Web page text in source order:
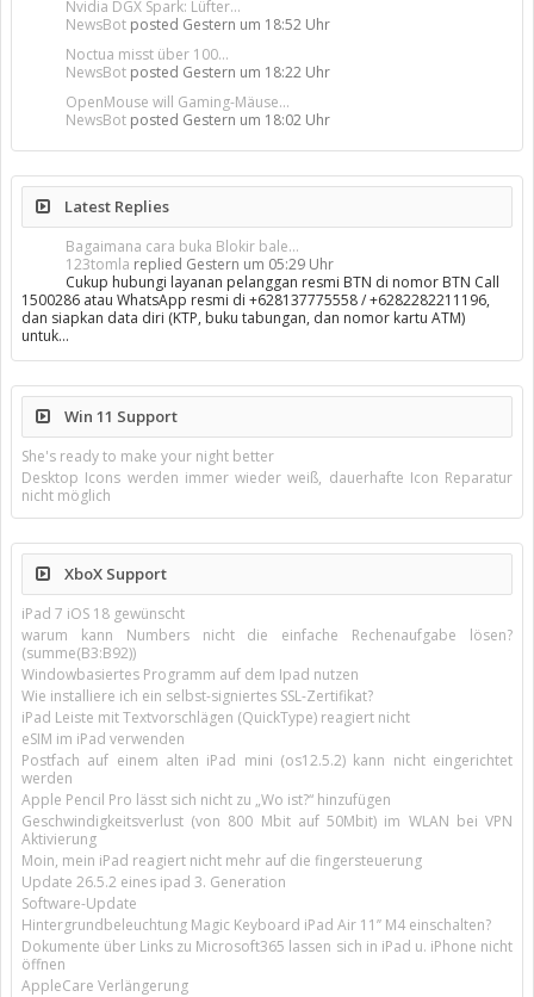
Nvidia DGX Spark: Lüfter...
NewsBot posted Gestern um 18:52 Uhr
Noctua misst über 100...
NewsBot posted Gestern um 18:22 Uhr
OpenMouse will Gaming-Mäuse...
NewsBot posted Gestern um 18:02 Uhr
Latest Replies
Bagaimana cara buka Blokir bale...
123tomla replied Gestern um 05:29 Uhr
Cukup hubungi layanan pelanggan resmi BTN di nomor BTN Call
1500286 atau WhatsApp resmi di +628137775558 / +6282282211196,
dan siapkan data diri (KTP, buku tabungan, dan nomor kartu ATM)
untuk…
Win 11 Support
She's ready to make your night better
Desktop Icons werden immer wieder weiß, dauerhafte Icon Reparatur
nicht möglich
XboX Support
iPad 7 iOS 18 gewünscht
warum kann Numbers nicht die einfache Rechenaufgabe lösen?
(summe(B3:B92))
Windowbasiertes Programm auf dem Ipad nutzen
Wie installiere ich ein selbst-signiertes SSL-Zertifikat?
iPad Leiste mit Textvorschlägen (QuickType) reagiert nicht
eSIM im iPad verwenden
Postfach auf einem alten iPad mini (os12.5.2) kann nicht eingerichtet
werden
Apple Pencil Pro lässt sich nicht zu „Wo ist?“ hinzufügen
Geschwindigkeitsverlust (von 800 Mbit auf 50Mbit) im WLAN bei VPN
Aktivierung
Moin, mein iPad reagiert nicht mehr auf die fingersteuerung
Update 26.5.2 eines ipad 3. Generation
Software-Update
Hintergrundbeleuchtung Magic Keyboard iPad Air 11’’ M4 einschalten?
Dokumente über Links zu Microsoft365 lassen sich in iPad u. iPhone nicht
öffnen
AppleCare Verlängerung